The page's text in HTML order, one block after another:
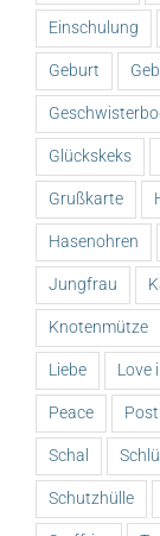
Einschulung
Geburt
Glückskeks
Grußkarte
Hasenohren
Jungfrau
Knotenmütze
Liebe Love
Peace
Schal
Schutzhülle